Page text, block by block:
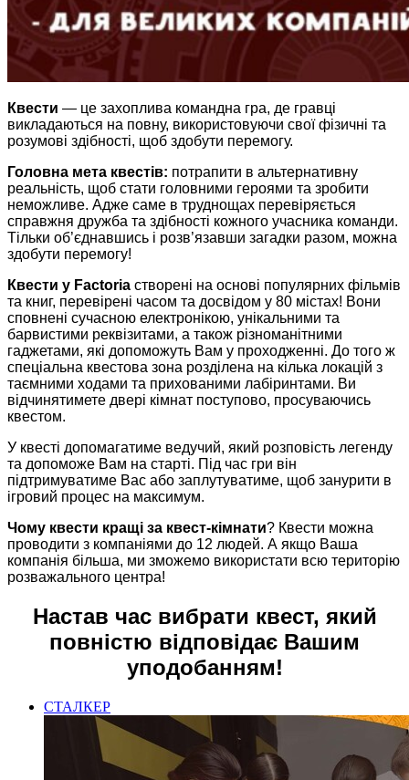
Квести — це захоплива командна гра, де гравці
викладаються на повну, використовуючи свої фізичні та
розумові здібності, щоб здобути перемогу.
Головна мета квестів: потрапити в альтернативну
реальність, щоб стати головними героями та зробити
неможливе. Адже саме в труднощах перевіряється
справжня дружба та здібності кожного учасника команди.
Тільки об’єднавшись і розв’язавши загадки разом, можна
здобути перемогу!
Квести у Factoria створені на основі популярних фільмів
та книг, перевірені часом та досвідом у 80 містах! Вони
сповнені сучасною електронікою, унікальними та
барвистими реквізитами, а також різноманітними
гаджетами, які допоможуть Вам у проходженні. До того ж
спеціальна квестова зона розділена на кілька локацій з
таємними ходами та прихованими лабіринтами. Ви
відчинятимете двері кімнат поступово, просуваючись
квестом.
У квесті допомагатиме ведучий, який розповість легенду
та допоможе Вам на старті. Під час гри він
підтримуватиме Вас або заплутуватиме, щоб занурити в
ігровий процес на максимум.
Чому квести кращі за квест-кімнати? Квести можна
проводити з компаніями до 12 людей. А якщо Ваша
компанія більша, ми зможемо використати всю територію
розважального центра!
Настав час вибрати квест, який
повністю відповідає Вашим
уподобанням!
СТАЛКЕР